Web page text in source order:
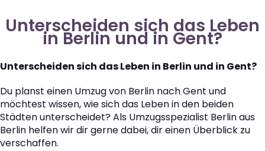
Unterscheiden sich das Leben
in Berlin und in Gent?
Unterscheiden sich das Leben in Berlin und in Gent?
Du planst einen Umzug von Berlin nach Gent und
möchtest wissen, wie sich das Leben in den beiden
Städten unterscheidet? Als Umzugsspezialist Berlin aus
Berlin helfen wir dir gerne dabei, dir einen Überblick zu
verschaffen.